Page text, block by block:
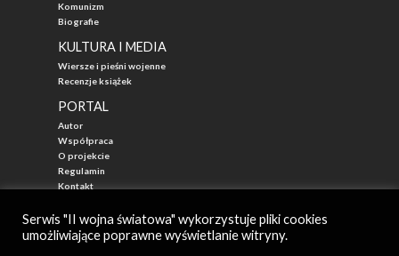
Komunizm
Biografie
KULTURA I MEDIA
Wiersze i pieśni wojenne
Recenzje książek
PORTAL
Autor
Współpraca
O projekcie
Regulamin
Kontakt
Serwis "II wojna światowa" wykorzystuje pliki cookies
umożliwiające poprawne wyświetlanie witryny.